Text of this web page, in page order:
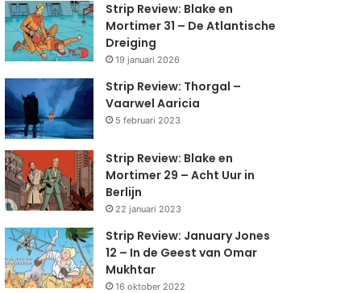
Strip Review: Blake en
Mortimer 31 – De Atlantische
Dreiging
19 januari 2026
Strip Review: Thorgal –
Vaarwel Aaricia
5 februari 2023
Strip Review: Blake en
Mortimer 29 – Acht Uur in
Berlijn
22 januari 2023
Strip Review: January Jones
12 – In de Geest van Omar
Mukhtar
16 oktober 2022